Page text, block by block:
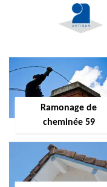
Ramonage de
cheminée 59